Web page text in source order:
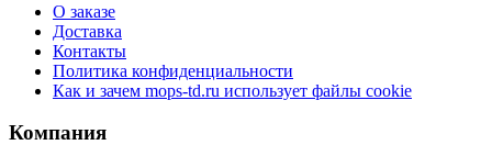
О заказе
Доставка
Контакты
Политика конфиденциальности
Как и зачем mops-td.ru использует файлы cookie
Компания